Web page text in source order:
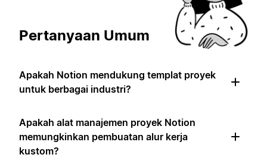
Pertanyaan Umum
Apakah Notion mendukung templat proyek
untuk berbagai industri?
Apakah alat manajemen proyek Notion
memungkinkan pembuatan alur kerja
kustom?